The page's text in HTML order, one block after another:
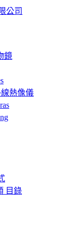
鏡
熱像儀
目錄